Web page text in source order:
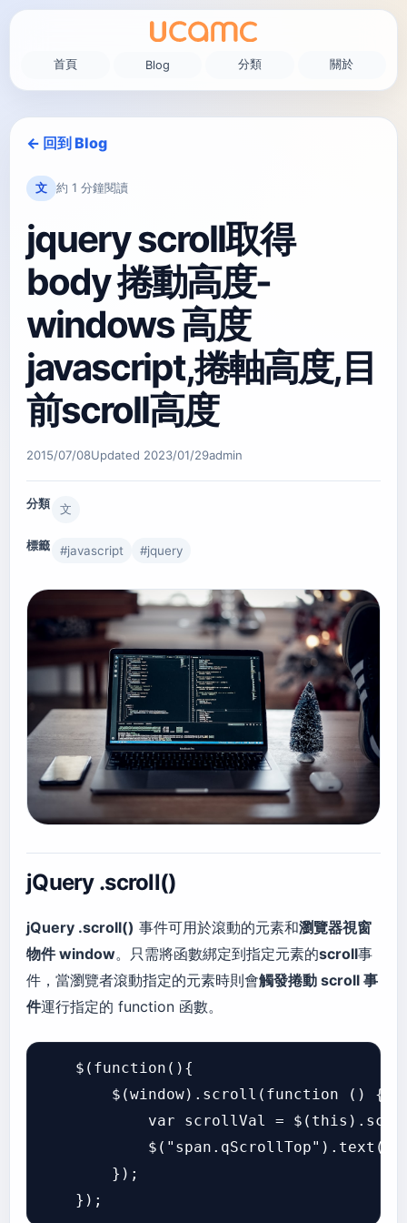
首頁 Blog 分類 關於
← 回到 Blog
文 約 1 分鐘閱讀
jquery scroll取得
body 捲動高度-
windows 高度
javascript,捲軸高度,目
前scroll高度
2015/07/08Updated 2023/01/29admin
分類 文
標籤 #javascript #jquery
jQuery .scroll()
jQuery .scroll() 事件可用於滾動的元素和瀏覽器視窗
物件 window。只需將函數綁定到指定元素的scroll事
件，當瀏覽者滾動指定的元素時則會觸發捲動 scroll 事
件運行指定的 function 函數。
    $(function(){
        $(window).scroll(function () {
var scrollVal =
        });